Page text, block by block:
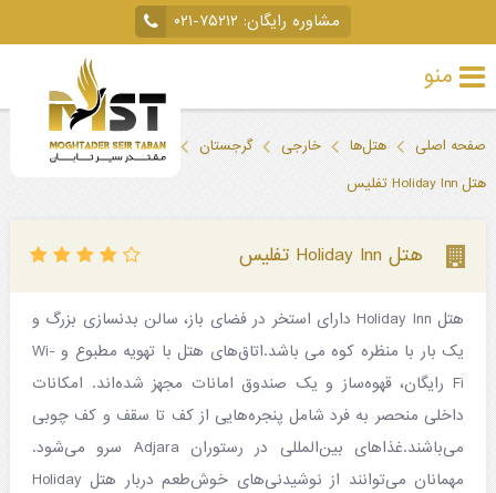
مشاوره رایگان: ۰۲۱-۷۵۲۱۲
منو
داخلی
لحظه
آخری
جاذبه‌های
گردشگری
صفحه اصلی هتل‌ها خارجی گرجستان
تفلیس
هتل Holiday Inn تفلیس
هتل Holiday Inn تفلیس
هتل Holiday Inn دارای استخر در فضای باز، سالن بدنسازی بزرگ و
یک بار با منظره کوه می باشد.اتاق‌های هتل با تهویه مطبوع و Wi-
Fi رایگان، قهوه‌ساز و یک صندوق امانات مجهز شده‌اند. امکانات
داخلی منحصر به فرد شامل پنجره‌هایی از کف تا سقف و کف چوبی
می‌باشند.غذاهای بین‌المللی در رستوران Adjara سرو می‌شود.
مهمانان می‌توانند از نوشیدنی‌های خوش‌طعم دربار هتل Holiday